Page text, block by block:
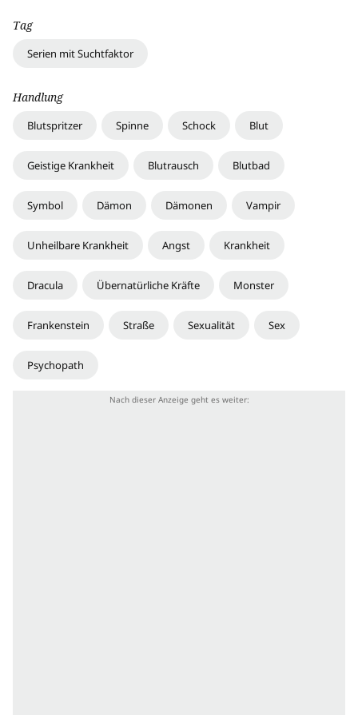
Tag
Serien mit Suchtfaktor
Handlung
Blutspritzer Spinne Schock Blut
Geistige Krankheit Blutrausch Blutbad
Symbol Dämon Dämonen Vampir
Unheilbare Krankheit Angst Krankheit
Dracula Übernatürliche Kräfte Monster
Frankenstein Straße Sexualität Sex
Psychopath